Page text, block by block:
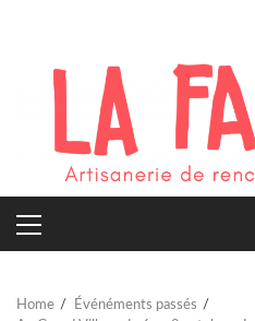
PRIMARY
MENU
Home
Événéments passés